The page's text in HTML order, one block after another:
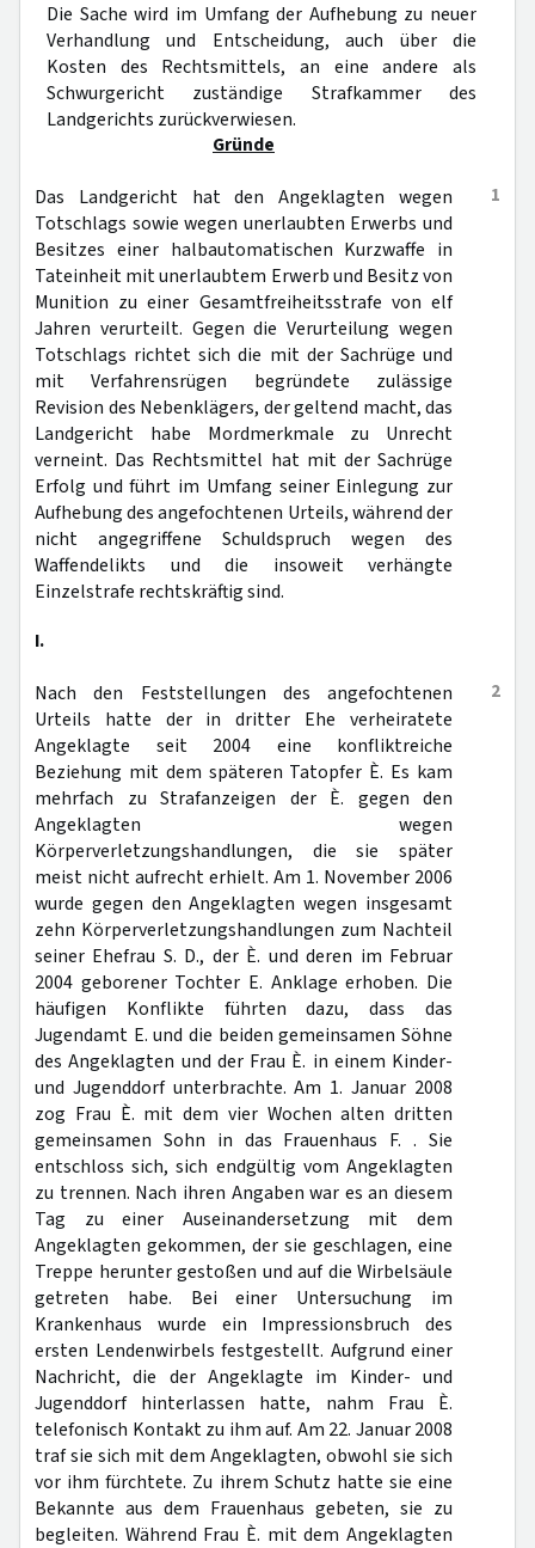
Die Sache wird im Umfang der Aufhebung zu neuer
Verhandlung und Entscheidung, auch über die
Kosten des Rechtsmittels, an eine andere als
Schwurgericht zuständige Strafkammer des
Landgerichts zurückverwiesen.
Gründe
1
Das Landgericht hat den Angeklagten wegen
Totschlags sowie wegen unerlaubten Erwerbs und
Besitzes einer halbautomatischen Kurzwaffe in
Tateinheit mit unerlaubtem Erwerb und Besitz von
Munition zu einer Gesamtfreiheitsstrafe von elf
Jahren verurteilt. Gegen die Verurteilung wegen
Totschlags richtet sich die mit der Sachrüge und
mit Verfahrensrügen begründete zulässige
Revision des Nebenklägers, der geltend macht, das
Landgericht habe Mordmerkmale zu Unrecht
verneint. Das Rechtsmittel hat mit der Sachrüge
Erfolg und führt im Umfang seiner Einlegung zur
Aufhebung des angefochtenen Urteils, während der
nicht angegriffene Schuldspruch wegen des
Waffendelikts und die insoweit verhängte
Einzelstrafe rechtskräftig sind.
I.
2
Nach den Feststellungen des angefochtenen
Urteils hatte der in dritter Ehe verheiratete
Angeklagte seit 2004 eine konfliktreiche
Beziehung mit dem späteren Tatopfer È. Es kam
mehrfach zu Strafanzeigen der È. gegen den
Angeklagten wegen
Körperverletzungshandlungen, die sie später
meist nicht aufrecht erhielt. Am 1. November 2006
wurde gegen den Angeklagten wegen insgesamt
zehn Körperverletzungshandlungen zum Nachteil
seiner Ehefrau S. D., der È. und deren im Februar
2004 geborener Tochter E. Anklage erhoben. Die
häufigen Konflikte führten dazu, dass das
Jugendamt E. und die beiden gemeinsamen Söhne
des Angeklagten und der Frau È. in einem Kinder-
und Jugenddorf unterbrachte. Am 1. Januar 2008
zog Frau È. mit dem vier Wochen alten dritten
gemeinsamen Sohn in das Frauenhaus F. . Sie
entschloss sich, sich endgültig vom Angeklagten
zu trennen. Nach ihren Angaben war es an diesem
Tag zu einer Auseinandersetzung mit dem
Angeklagten gekommen, der sie geschlagen, eine
Treppe herunter gestoßen und auf die Wirbelsäule
getreten habe. Bei einer Untersuchung im
Krankenhaus wurde ein Impressionsbruch des
ersten Lendenwirbels festgestellt. Aufgrund einer
Nachricht, die der Angeklagte im Kinder- und
Jugenddorf hinterlassen hatte, nahm Frau È.
telefonisch Kontakt zu ihm auf. Am 22. Januar 2008
traf sie sich mit dem Angeklagten, obwohl sie sich
vor ihm fürchtete. Zu ihrem Schutz hatte sie eine
Bekannte aus dem Frauenhaus gebeten, sie zu
begleiten. Während Frau È. mit dem Angeklagten